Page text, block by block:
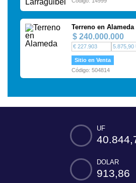
Terreno en Alameda
$ 240.000.000
€ 227.903 5.875,90
Sitio en Venta
Código: 504814
UF
DOLAR
913,86